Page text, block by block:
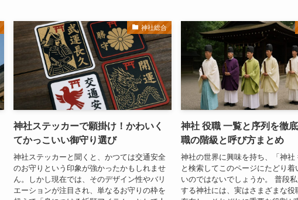
神社総合
神社ステッカーで願掛け！かわいく
てかっこいい御守り選び
神社ステッカーと聞くと、かつては交通安全
のお守りという印象が強かったかもしれませ
ん。しかし現在では、そのデザイン性やバリ
エーションが注目され、単なるお守りの枠を
神社 役職 一覧と序列を徹
職の階級と呼び方まとめ
神社の世界に興味を持ち、「神社
と検索してこのページにたどり着
いのではないでしょうか。 普段
する神社には、実はさまざまな役